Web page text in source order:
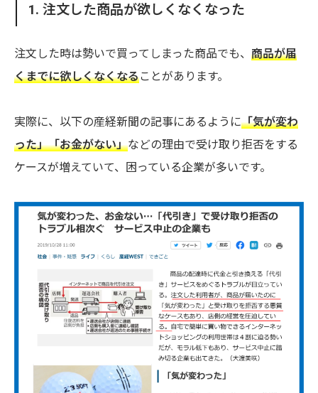
1. 注文した商品が欲しくなくなった
注文した時は勢いで買ってしまった商品でも、 商品が届
くまでに欲しくなくなることがあります。
実際に、以下の産経新聞の記事にあるように「気が変わ
った」「お金がない」などの理由で受け取り拒否をする
ケースが増えていて、困っている企業が多いです。